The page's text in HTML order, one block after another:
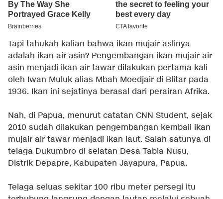
Tapi tahukah kalian bahwa ikan mujair aslinya
adalah ikan air asin? Pengembangan ikan mujair air
asin menjadi ikan air tawar dilakukan pertama kali
oleh Iwan Muluk alias Mbah Moedjair di Blitar pada
1936. Ikan ini sejatinya berasal dari perairan Afrika.
Nah, di Papua, menurut catatan CNN Student, sejak
2010 sudah dilakukan pengembangan kembali ikan
mujair air tawar menjadi ikan laut. Salah satunya di
telaga Dukumbro di selatan Desa Tabla Nusu,
Distrik Depapre, Kabupaten Jayapura, Papua.
Telaga seluas sekitar 100 ribu meter persegi itu